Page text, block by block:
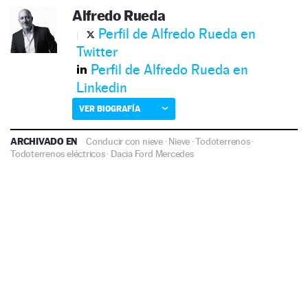
Alfredo Rueda
Perfil de Alfredo Rueda en
Twitter
Perfil de Alfredo Rueda en
Linkedin
VER BIOGRAFÍA
ARCHIVADO EN Conducir con nieve·Nieve ·Todoterrenos·
Todoterrenos eléctricos· Dacia Ford Mercedes